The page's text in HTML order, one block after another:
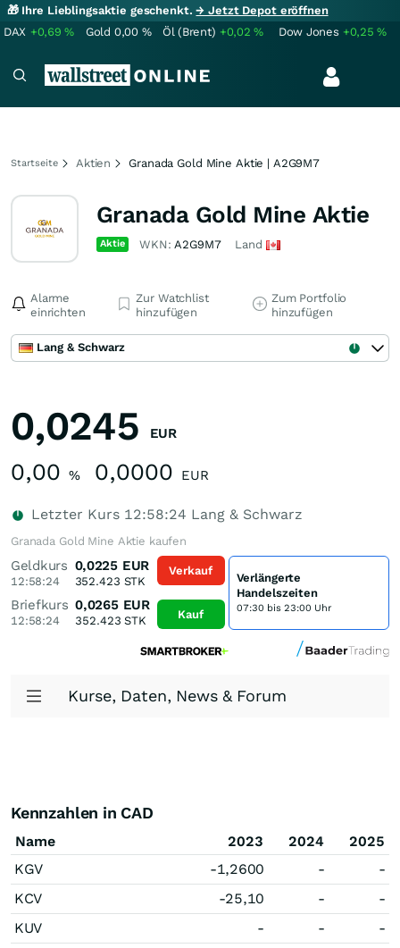
🎁 Ihre Lieblingsaktie geschenkt.→ Jetzt Depot eröffnen
DAX +0,69% Gold 0,00 % Öl (Brent) +0,02% Dow Jones +0,25%
Startseite Aktien Granada Gold Mine Aktie | A2G9M7
Granada Gold Mine Aktie
Aktie WKN:A2G9M7 Land
Alarme
einrichten
Zur Watchlist
hinzufügen
Zum Portfolio
hinzufügen
Lang & Schwarz
0,0245 EUR
0,00 % 0,0000 EUR
Letzter Kurs 12:58:24 Lang & Schwarz
Granada Gold Mine Aktie kaufen
Geldkurs
12:58:24
0,0225 EUR
352.423 STK
Briefkurs
12:58:24
0,0265 EUR
352.423 STK
Verkauf
Kauf
Verlängerte
Handelszeiten
07:30 bis 23:00 Uhr
Kurse, Daten, News & Forum
Kennzahlen in CAD
Name 2023 2024
2025
KGV
-1,2600 -
-
KCV
-25,10 -
-
KUV
- -
-